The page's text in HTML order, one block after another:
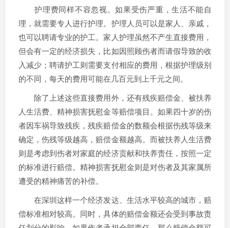
护理费同样不容忽视。如果受伤严重，生活不能自
理，就需要专人进行护理。护理人员可以是家人、亲戚，
也可以聘请专业的护工。家人护理虽然不产生直接费用，
但会有一定的经济损失，比如因照顾伤者而请假导致的收
入减少；聘请护工则需要支付相应的费用，根据护理级别
的不同，每天的费用可能在几百元到上千元之间。
除了上述这些直接费用外，还有残疾赔偿金、被扶养
人生活费、精神损害抚慰金等赔偿项目。如果四十岁的伤
者因车祸导致残疾，残疾赔偿金的数额会根据伤残等级来
确定，伤残等级越高，赔偿金额越高。而被扶养人生活费
则是考虑到伤者对家庭的经济贡献和扶养责任，按照一定
的标准进行赔偿。精神损害抚慰金则是对伤者及其家属所
遭受的精神痛苦的补偿。
在深圳这样一个经济发达、生活水平较高的城市，赔
偿标准相对较高。同时，具体的赔偿金额还会受到事故责